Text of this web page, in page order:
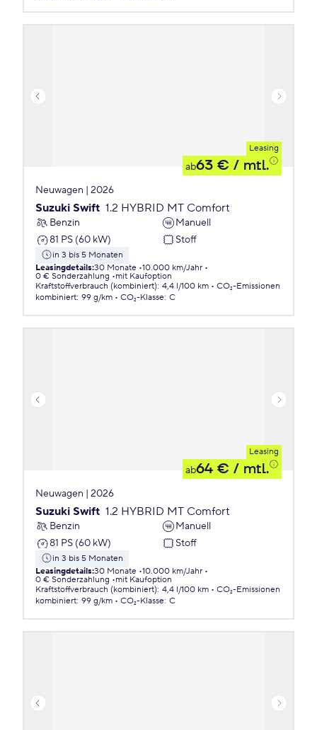
Leasing
ab63 € / mtl.
Neuwagen | 2026
Suzuki Swift 1.2 HYBRID MT Comfort
Benzin
Manuell
81 PS (60 kW)
Stoff
in 3 bis 5 Monaten
Leasingdetails:30 Monate 10.000 km/Jahr
0 € Sonderzahlung
mit Kaufoption
Kraftstoffverbrauch (kombiniert): 4,4 l/100 km
CO₂-Emissionen
kombiniert: 99 g/km CO₂-Klasse: C
Leasing
ab64 € / mtl.
Neuwagen | 2026
Suzuki Swift 1.2 HYBRID MT Comfort
Benzin
Manuell
81 PS (60 kW)
Stoff
in 3 bis 5 Monaten
Leasingdetails:30 Monate 10.000 km/Jahr
0 € Sonderzahlung
mit Kaufoption
Kraftstoffverbrauch (kombiniert): 4,4 l/100 km
CO₂-Emissionen
kombiniert: 99 g/km CO₂-Klasse: C